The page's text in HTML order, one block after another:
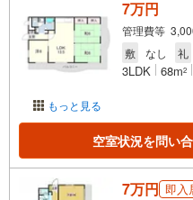
もっと見る
7万円
管理費等
敷
なし 礼
3LDK 68m2
空室状況を問い
7万円 即入